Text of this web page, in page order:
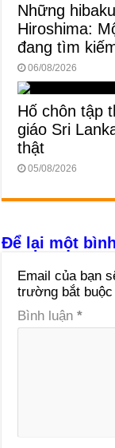
Những
Hiroshima:
đang tìm
06/08/2026
Hố chôn tập
giáo Sri
thật
05/08/2026
Để lại một
Email của bạn
trường bắt
Bình luận*